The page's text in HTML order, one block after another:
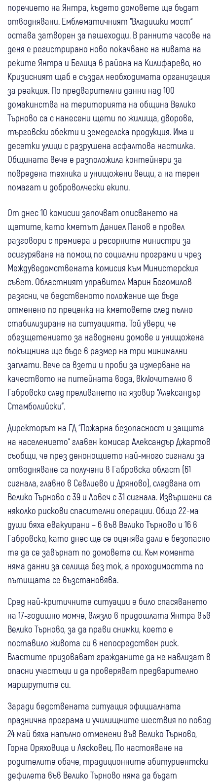
поречието на Янтра, където домовете ще бъдат
отводнявани. Емблематичният “Владишки мост“
остава затворен за пешеходци. В ранните часове на
деня е регистрирано ново покачване на нивата на
реките Янтра и Белица в района на Килифарево, но
Кризисният щаб е създал необходимата организация
за реакция. По предварителни данни над 100
домакинства на територията на община Велико
Търново са с нанесени щети по жилища, дворове,
търговски обекти и земеделска продукция. Има и
десетки улици с разрушена асфалтова настилка.
Общината вече е разположила контейнери за
повредена техника и унищожени вещи, а на терен
помагат и доброволчески екипи.
От днес 10 комисии започват описването на
щетите, като кметът Даниел Панов е провел
разговори с премиера и ресорните министри за
осигуряване на помощ по социални програми и чрез
Междуведомствената комисия към Министерския
съвет. Областният управител Марин Богомилов
разясни, че бедственото положение ще бъде
отменено по преценка на кметовете след пълно
стабилизиране на ситуацията. Той увери, че
обезщетението за наводнени домове и унищожена
покъщнина ще бъде в размер на три минимални
заплати. Вече са взети и проби за измерване на
качеството на питейната вода, включително в
Габровско след преливането на язовир “Александър
Стамболийски”.
Директорът на ГД “Пожарна безопасност и защита
на населението“ главен комисар Александър Джартов
съобщи, че през денонощието най-много сигнали за
отводняване са получени в Габровска област (61
сигнала, главно в Севлиево и Дряново), следвана от
Велико Търново с 39 и Ловеч с 31 сигнала. Извършени са
няколко рискови спасителни операции. Общо 22-ма
души бяха евакуирани – 6 във Велико Търново и 16 в
Габровско, като днес ще се оценява дали е безопасно
те да се завърнат по домовете си. Към момента
няма данни за селища без ток, а проходимостта по
пътищата се възстановява.
Сред най-критичните ситуации е било спасяването
на 17-годишно момче, влязло в придошлата Янтра във
Велико Търново, за да прави снимки, което е
поставило живота си в непосредствен риск.
Властите призовават гражданите да не навлизат в
опасни участъци и да проверяват предварително
маршрутите си.
Заради бедствената ситуация официалната
празнична програма и училищните шествия по повод
24 май бяха напълно отменени във Велико Търново,
Горна Оряховица и Лясковец. По настояване на
родителите обаче, традиционните абитуриентски
дефилета във Велико Търново няма да бъдат